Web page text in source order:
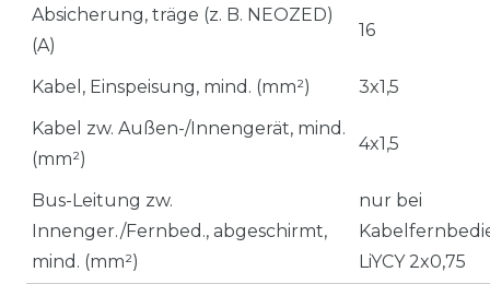
Absicherung, träge (z. B. NEOZED)
(A)
16
Kabel, Einspeisung, mind. (mm²)
3x1,5
Kabel zw. Außen-/Innengerät, mind.
(mm²)
4x1,5
Bus-Leitung zw.
Innenger./Fernbed., abgeschirmt,
mind. (mm²)
nur bei
LiYCY 2x0,75